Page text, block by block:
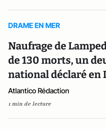
DRAME EN MER
Naufrage de
de 130 morts, un
national déclaré en
Atlantico Rédaction
1 min de lecture